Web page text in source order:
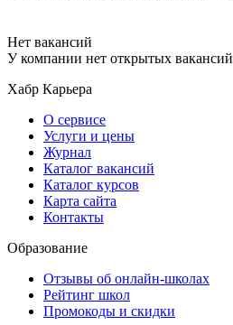
Нет вакансий
У компании нет открытых вакансий
Хабр Карьера
О сервисе
Услуги и цены
Журнал
Каталог вакансий
Каталог курсов
Карта сайта
Контакты
Образование
Отзывы об онлайн-школах
Рейтинг школ
Промокоды и скидки